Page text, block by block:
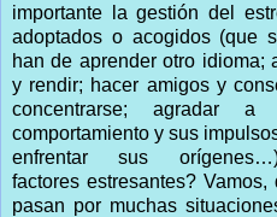
importante la gestión del
adoptados o acogidos (que
han de aprender otro idioma;
y rendir; hacer amigos y
concentrarse; agradar
comportamiento y sus
enfrentar sus
factores estresantes?
pasan por muchas